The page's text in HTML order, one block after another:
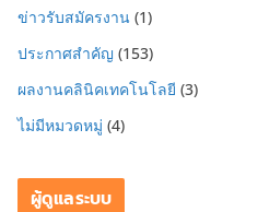
ข่าวรับสมัครงาน (1)
ประกาศสำคัญ (153)
ผลงานคลินิคเทคโนโลยี (3)
ไม่มีหมวดหมู่ (4)
ผู้ดูแลระบบ